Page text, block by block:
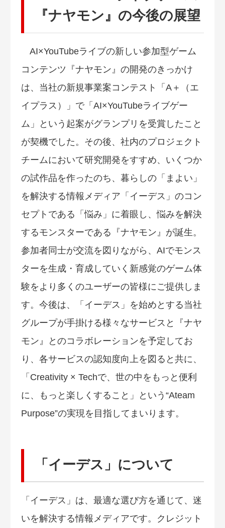
『ナヤモン』の今後の展望
AI×YouTubeライブの新しい参加型ゲーム
コンテンツ『ナヤモン』の開発のきっかけ
は、当社の新規事業案コンテスト「A＋（エ
イプラス）」で「AI×YouTubeライブゲー
ム」という起案がグランプリを受賞したこと
が契機でした。その後、社内のプロジェクト
チームにおいて研究開発をすすめ、いくつか
の試作品を作ったのち、暮らしの「まよい」
を解決する情報メディア「イーデス」のコン
セプトである「悩み」に着眼し、悩みを解決
するモンスターである『ナヤモン』が誕生。
参加者同士が交流を図りながら、AIでモンス
ターを生成・育成していく新感覚のゲーム体
験をより多くのユーザーの皆様にご提供しま
す。今後は、「イーデス」を始めとする当社
グループが手掛ける様々なサービスと『ナヤ
モン』とのコラボレーションを予定してお
り、各サービスの認知度向上を図ると共に、
「Creativity × Techで、世の中をもっと便利
に、もっと楽しくすること」という“Ateam
Purpose”の実現を目指してまいります。
「イーデス」について
「イーデス」は、最適な選び方を通じて、迷
いを解決する情報メディアです。クレジット